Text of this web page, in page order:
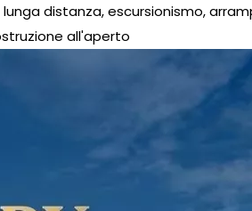
distanza, escursionismo,
all'aperto